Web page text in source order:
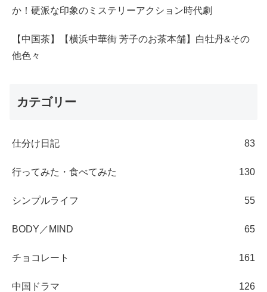
か！硬派な印象のミステリーアクション時代劇
【中国茶】【横浜中華街 芳子のお茶本舗】白牡丹&その
他色々
カテゴリー
仕分け日記 83
行ってみた・食べてみた 130
シンプルライフ 55
BODY／MIND 65
チョコレート 161
中国ドラマ 126